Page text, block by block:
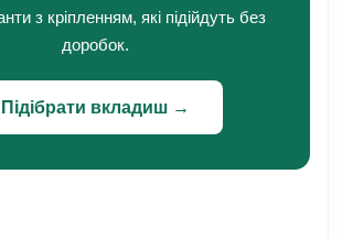
з кріпленням, які підійдуть без
доробок.
Підібрати вкладиш →